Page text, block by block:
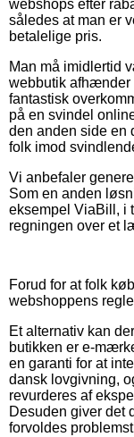
webshops efter
således at man er
betalelige pris.
Man må imidlertid
webbutik afhænder
fantastisk
på en svindel
den anden side en
folk imod
Vi anbefaler
Som en anden
eksempel ViaBill, i
regningen over et
Forud for at folk
webshoppens
Et alternativ kan
butikken er e-
en garanti for at
dansk lovgivning,
revurderes af
Desuden giver det
forvoldes